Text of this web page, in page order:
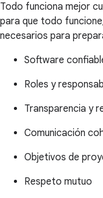
Todo funciona mejor
para que todo
necesarios para
Software
Roles y
Transparencia y
Comunicación
Objetivos de
Respeto mutuo